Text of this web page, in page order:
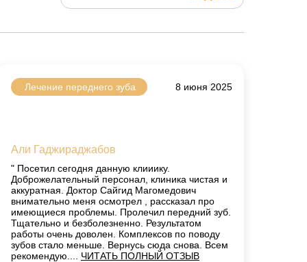
" Посетил сегодня данную клииику.
Доброжелательный персонал, клиника чистая и
аккуратная. Доктор Сайгид Магомедович
внимательно меня осмотрел , рассказал про
имеющиеся проблемы. Пролечил передний зуб.
Тщательно и безболезненно. Результатом
работы очень доволен. Комплексов по поводу
зубов стало меньше. Вернусь сюда снова. Всем
рекомендую.... ЧИТАТЬ ПОЛНЫЙ ОТЗЫВ
Али Гаджираджабов
8 июня 2025
Лечение переднего зуба